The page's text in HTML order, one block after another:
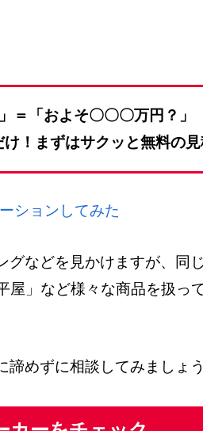
＝「およそ〇〇〇万円？」
！まずはサクッと無料の見
ションしてみた
などを見かけますが、同
」など様々な商品を扱っ
諦めずに相談してみましょう